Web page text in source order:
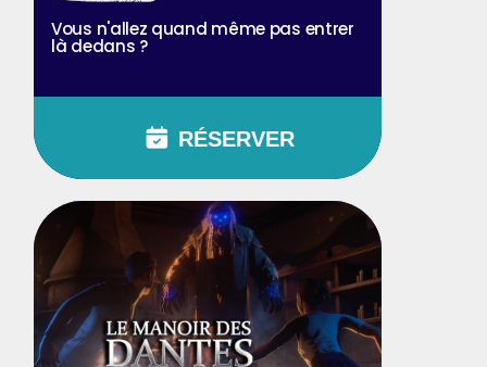
Vous n'allez quand même pas entrer
là dedans ?
RÉSERVER